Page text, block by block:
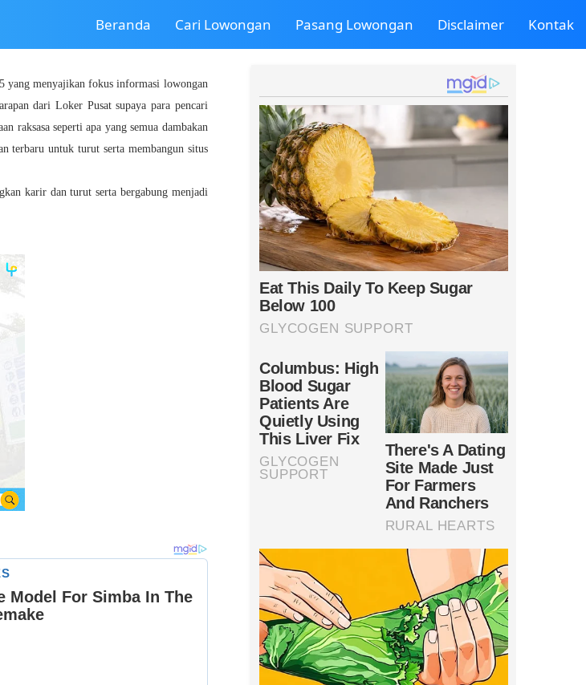
Beranda Cari Lowongan Pasang Lowongan Disclaimer Kontak
yang menyajikan fokus informasi lowongan
dari Loker Pusat supaya para pencari
raksasa seperti apa yang semua dambakan
terbaru untuk turut serta membangun situs
karir dan turut serta bergabung menjadi